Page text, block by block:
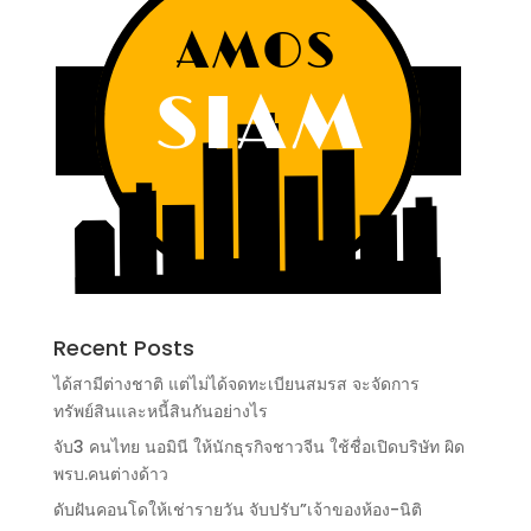
Recent Posts
ได้สามีต่างชาติ แต่ไม่ได้จดทะเบียนสมรส จะจัดการ
ทรัพย์สินและหนี้สินกันอย่างไร
จับ3 คนไทย นอมินี ให้นักธุรกิจชาวจีน ใช้ชื่อเปิดบริษัท ผิด
พรบ.คนต่างด้าว
ดับฝันคอนโดให้เช่ารายวัน จับปรับ”เจ้าของห้อง-นิติ